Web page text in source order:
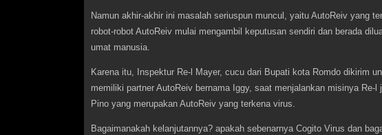
Namun akhir-akhir ini masalah seriuspun muncul, yaitu AutoReiv yang
robot-robot AutoReiv mulai mengambil keputusan sendiri dan berada
umat manusia.
Karena itu, Inspektur Re-l Mayer, cucu dari Bupati kota Romdo dikirim
memiliki partner AutoReiv bernama Iggy, saat menjalankan misinya Re-
Pino yang merupakan AutoReiv yang terkena virus.
Bagaimanakah kelanjutannya? apakah sebenarnya Cogito Virus dan